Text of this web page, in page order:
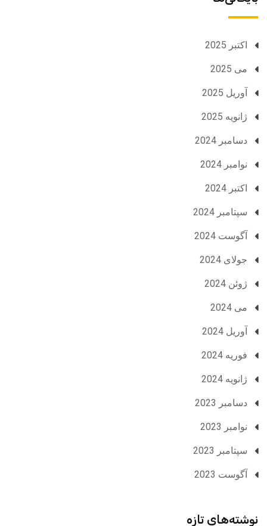
اکتبر 2025
می 2025
آوریل 2025
ژانویه 2025
دسامبر 2024
نوامبر 2024
اکتبر 2024
سپتامبر 2024
آگوست 2024
جولای 2024
ژوئن 2024
می 2024
آوریل 2024
فوریه 2024
ژانویه 2024
دسامبر 2023
نوامبر 2023
سپتامبر 2023
آگوست 2023
نوشته‌های تازه